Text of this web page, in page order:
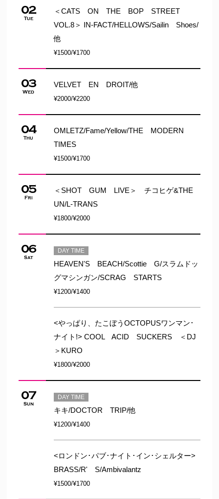
02
Tue
＜CATS ON THE BOP STREET
VOL.8＞ IN-FACT/HELLOWS/Sailin Shoes/
他
¥1500/¥1700
03
Wed
VELVET EN DROIT/他
¥2000/¥2200
04
Thu
OMLETZ/Fame/Yellow/THE MODERN
TIMES
¥1500/¥1700
05
Fri
＜SHOT GUM LIVE＞ チコヒゲ&THE
UN/L-TRANS
¥1800/¥2000
06
Sat
DAY TIME
HEAVEN'S BEACH/Scottie G/スラムドッ
グマシンガン/SCRAG STARTS
¥1200/¥1400
<やっぱり、たこぼうOCTOPUSワンマン･
ナイト!> COOL ACID SUCKERS ＜DJ
＞KURO
¥1800/¥2000
07
Sun
DAY TIME
キキ/DOCTOR TRIP/他
¥1200/¥1400
<ロンドン･パブ･ナイト･イン･シェルター>
BRASS/R' S/Ambivalantz
¥1500/¥1700